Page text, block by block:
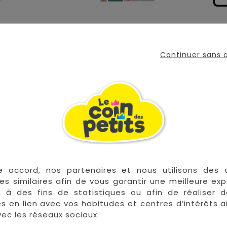
Continuer sans
accord, nos partenaires et nous utilisons des
similaires afin de vous garantir une meilleure
à des fins de statistiques ou afin de réaliser
en lien avec vos habitudes et centres d’intérêts
les réseaux sociaux.
décorée par Suzy Ultman.
"joyeux anniversaire" se met en marche.
sous-tasses, 4 assiettes à dessert, 1 plateau. Livré
les plus grandes marques de puériculture
la Réunion !